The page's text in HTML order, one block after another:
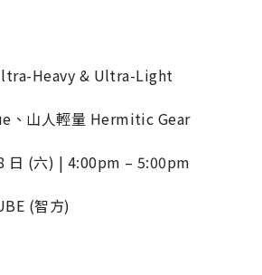
Heavy & Ultra-Light
、山人輕量 Hermitic Gear
日 (六) | 4:00pm – 5:00pm
(智方)